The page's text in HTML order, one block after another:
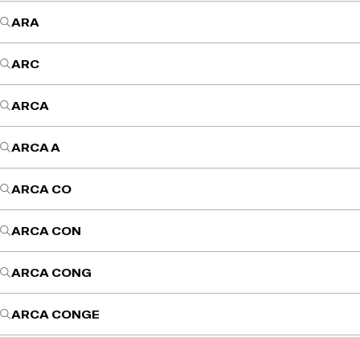
ARA
ARC
ARCA
ARCA A
ARCA CO
ARCA CON
ARCA CONG
ARCA CONGE